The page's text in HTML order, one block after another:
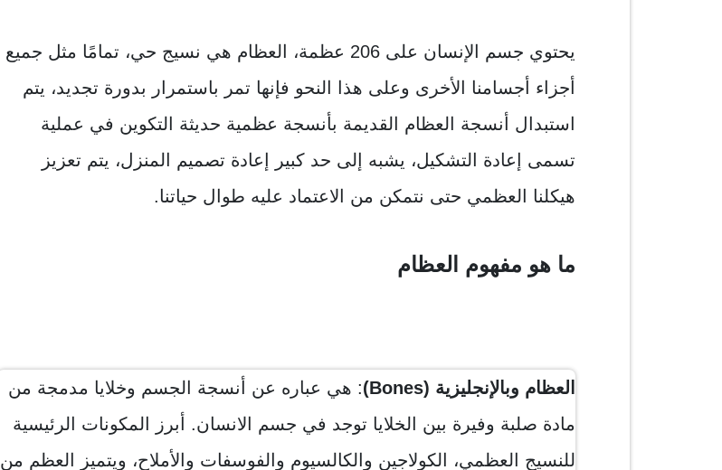
يحتوي جسم الإنسان على 206 عظمة، العظام هي نسيج حي، تمامًا مثل جميع
أجزاء أجسامنا الأخرى وعلى هذا النحو فإنها تمر باستمرار بدورة تجديد، يتم
استبدال أنسجة العظام القديمة بأنسجة عظمية حديثة التكوين في عملية
تسمى إعادة التشكيل، يشبه إلى حد كبير إعادة تصميم المنزل، يتم تعزيز
هيكلنا العظمي حتى نتمكن من الاعتماد عليه طوال حياتنا.
ما هو مفهوم العظام
العظام وبالإنجليزية (Bones)
: هي عباره عن أنسجة الجسم وخلايا مدمجة من
مادة صلبة وفيرة بين الخلايا توجد في جسم الانسان. أبرز المكونات الرئيسية
للنسيج العظمي، الكولاجين والكالسيوم والفوسفات والأملاح، ويتميز العظم من